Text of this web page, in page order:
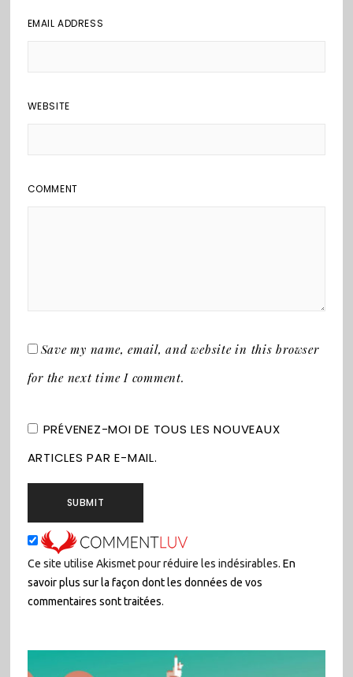
EMAIL ADDRESS
WEBSITE
COMMENT
Save my name, email, and website in this browser
for the next time I comment.
PRÉVENEZ-MOI DE TOUS LES NOUVEAUX
ARTICLES PAR E-MAIL.
Ce site utilise Akismet pour réduire les indésirables. En
savoir plus sur la façon dont les données de vos
commentaires sont traitées.